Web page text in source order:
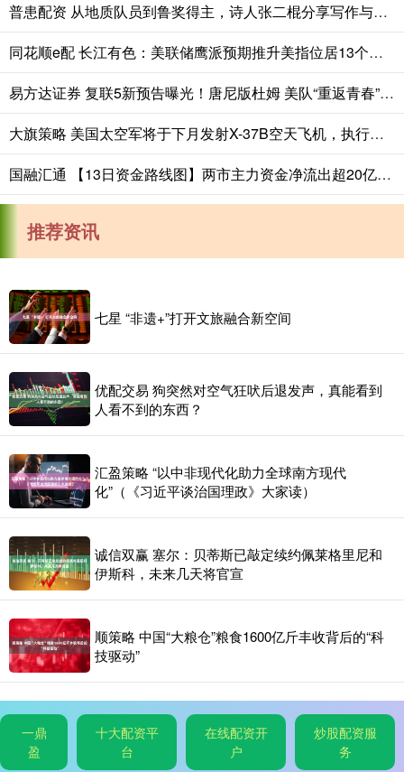
普患配资 从地质队员到鲁奖得主，诗人张二棍分享写作与人生：“因为苍天在上，我愿埋首人间”
同花顺e配 长江有色：美联储鹰派预期推升美指位居13个月高位 25日镍价或小跌
易方达证券 复联5新预告曝光！唐尼版杜姆 美队“重返青春”唤神锤
大旗策略 美国太空军将于下月发射X-37B空天飞机，执行第八次飞行任务_实验_航天器_技术
国融汇通 【13日资金路线图】两市主力资金净流出超20亿元 通信等行业实现净流入
推荐资讯
七星 “非遗+”打开文旅融合新空间
优配交易 狗突然对空气狂吠后退发声，真能看到
人看不到的东西？
汇盈策略 “以中非现代化助力全球南方现代
化”（《习近平谈治国理政》大家读）
诚信双赢 塞尔：贝蒂斯已敲定续约佩莱格里尼和
伊斯科，未来几天将官宣
顺策略 中国“大粮仓”粮食1600亿斤丰收背后的“科
技驱动”
一鼎
盈
十大配资平
台
在线配资开
户
炒股配资服
务